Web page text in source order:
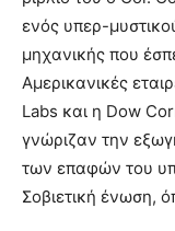
ενός υπερ-
μηχανικής που
Αμερικανικές
Labs και η Dow
γνώριζαν την
των επαφών του
Σοβιετική ένωση,